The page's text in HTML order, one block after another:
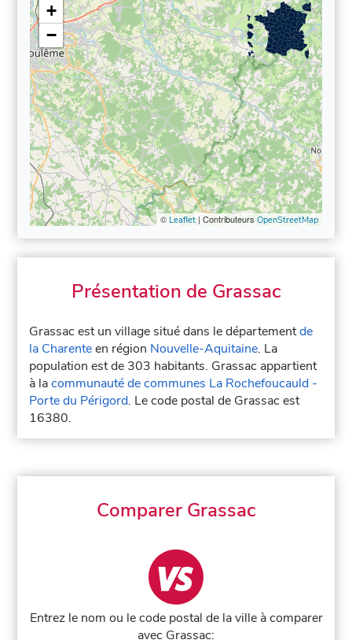
+
−
© Leaflet| Contributeurs OpenStreetMap
Présentation de Grassac
Grassac est un village situé dans le départementde
la Charenteen région Nouvelle-Aquitaine. La
population est de 303 habitants. Grassac appartient
à lacommunauté de communes La Rochefoucauld -
Porte du Périgord. Le code postal de Grassac est
16380.
Comparer Grassac
Entrez le nom ou le code postal de la ville à comparer
avec Grassac: